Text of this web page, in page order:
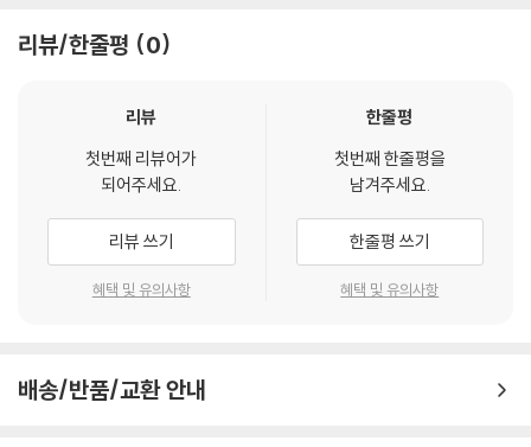
를 게 뭐예요?”
--- p.74
“이토록 비가 퍼붓는 날 어찌 나루터에 모래 한 줌 깔지 않았단 말인가?”
터무니없는 트집에 예조판서는 다시금 허리를 숙였다.
“송구하옵니다. 미처 대비하지 못한 점, 사신께서 널리 양해해 주시길 청하
그의 목소리는 쏟아지는 빗속에서 무겁게 울려 퍼졌고 늘어선 조선의 관리
들은 젖은 옷자락을 부여잡은 채 고개를 떨구었다.
“영접관은 옷을 벗으라!”
의 손짓이 떨어졌다.
“저놈의 옷을 벗기고 매 열 대를 쳐라!”
거센 반대에 부딪히고 밖으로는 제국의 위협에 직면한 세종. 모두가 불가
해, 사대주의에 젖은 기득권 신료들의 반대를 뚫고, 어떻게 왕 혼자서 이토
서 출발한다. 작가는 치밀한 자료 조사와 거침없는 상상력을 더해, 훈민정
생하게 되살려냈다.
소리 없는 전쟁터였던 경복궁, 사라진 금서와 스승의 죽음, 그리고 그 속에
숨겨진 충격적인 진실 ‘반화요설反華妖說’. 소설은 단순한 역사적 사실의
나열을 넘어, 한 편의 스릴러 영화처럼 긴박하게 전개된다. 사랑하는 여인
을 선사한다.
리뷰/한줄평 0
리뷰
첫번째 리뷰어가
되어주세요.
리뷰 쓰기
혜택 및 유의사항
한줄평
첫번째 한줄평을
남겨주세요.
한줄평 쓰기
혜택 및 유의사항
배송/반품/교환 안내